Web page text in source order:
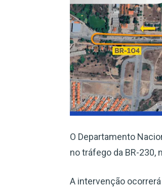
O Departamento
no tráfego da BR-230,
A intervenção